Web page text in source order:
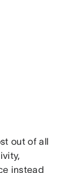
out of all
instead